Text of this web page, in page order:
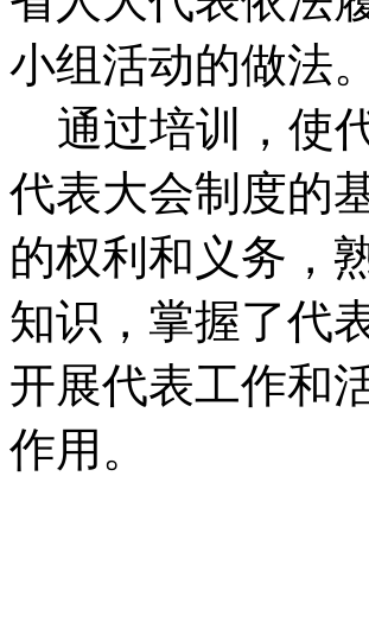
小组活动的做法。
通过培训，使
代表大会制度的
的权利和义务，
知识，掌握了代
开展代表工作和
作用。